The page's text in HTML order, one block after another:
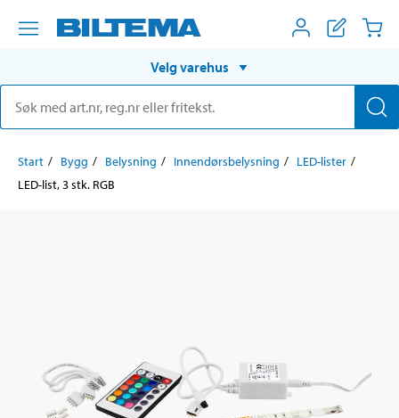
Velg varehus
Start Bygg Belysning Innendørsbelysning
LED-lister
LED-list, 3 stk. RGB